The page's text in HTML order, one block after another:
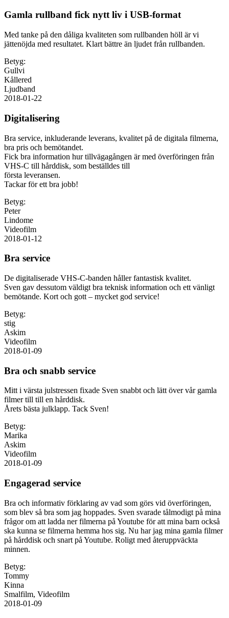
Gamla rullband fick nytt liv i USB-format
Med tanke på den dåliga kvaliteten som rullbanden höll är vi
jättenöjda med resultatet. Klart bättre än ljudet från rullbanden.
Betyg:
Gullvi
Kållered
Ljudband
2018-01-22
Digitalisering
Bra service, inkluderande leverans, kvalitet på de digitala filmerna,
bra pris och bemötandet.
Fick bra information hur tillvägagången är med överföringen från
VHS-C till hårddisk, som beställdes till
första leveransen.
Tackar för ett bra jobb!
Betyg:
Peter
Lindome
Videofilm
2018-01-12
Bra service
De digitaliserade VHS-C-banden håller fantastisk kvalitet.
Sven gav dessutom väldigt bra teknisk information och ett vänligt
bemötande. Kort och gott – mycket god service!
Betyg:
stig
Askim
Videofilm
2018-01-09
Bra och snabb service
Mitt i värsta julstressen fixade Sven snabbt och lätt över vår gamla
filmer till till en hårddisk.
Årets bästa julklapp. Tack Sven!
Betyg:
Marika
Askim
Videofilm
2018-01-09
Engagerad service
Bra och informativ förklaring av vad som görs vid överföringen,
som blev så bra som jag hoppades. Sven svarade tålmodigt på mina
frågor om att ladda ner filmerna på Youtube för att mina barn också
ska kunna se filmerna hemma hos sig. Nu har jag mina gamla filmer
på hårddisk och snart på Youtube. Roligt med återuppväckta
minnen.
Betyg:
Tommy
Kinna
Smalfilm, Videofilm
2018-01-09